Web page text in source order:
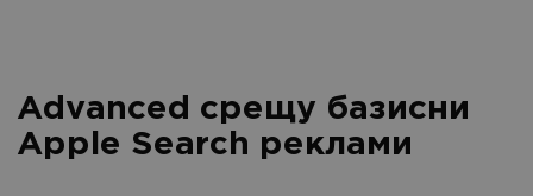
Advanced срещу базисни
Apple Search реклами